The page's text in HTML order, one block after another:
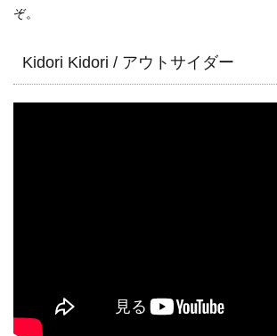
ぞ。
Kidori Kidori / アウトサイダー